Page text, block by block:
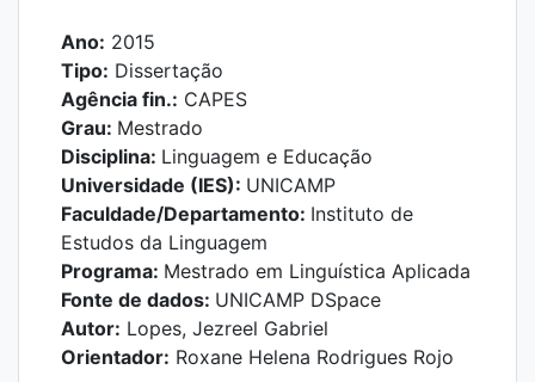
Ano: 2015
Tipo: Dissertação
Agência fin.: CAPES
Grau: Mestrado
Disciplina: Linguagem e Educação
Universidade (IES): UNICAMP
Faculdade/Departamento: Instituto de
Estudos da Linguagem
Programa: Mestrado em Linguística Aplicada
Fonte de dados: UNICAMP DSpace
Autor: Lopes, Jezreel Gabriel
Orientador: Roxane Helena Rodrigues Rojo